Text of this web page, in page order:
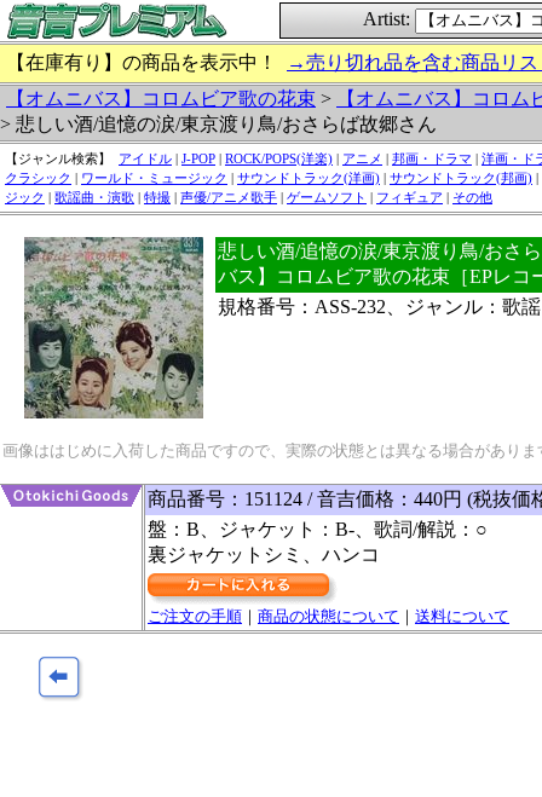
Artist:
【在庫有り】の商品を表示中！
→売り切れ品を含む商品リ
【オムニバス】コロムビア歌の花束 >
【オムニバス】コロム
> 悲しい酒/追憶の涙/東京渡り鳥/おさらば故郷さん
【ジャンル検索】 アイドル | J-POP | ROCK/POPS(洋楽) | アニメ | 邦画・ドラマ | 洋画・ド
クラシック | ワールド・ミュージック | サウンドトラック(洋画) | サウンドトラック(邦画) |
ジック | 歌謡曲・演歌 | 特撮 | 声優/アニメ歌手 | ゲームソフト | フィギュア | その他
悲しい酒/追憶の涙/東京渡り鳥/おさ
バス】コロムビア歌の花束［EPレコ
規格番号：ASS-232、ジャンル：歌
画像ははじめに入荷した商品ですので、実際の状態とは異なる場合があり
商品番号：151124 / 音吉価格：440円 (税抜価
盤：B、ジャケット：B-、歌詞/解説：○
裏ジャケットシミ、ハンコ
ご注文の手順 ｜ 商品の状態について ｜ 送料について